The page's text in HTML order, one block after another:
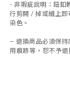
- 非瑕疵說明：鈕釦
行剪開 / 掉或縫上
染色。
- 退換商品必須保持
用痕跡等 ， 恕不予退